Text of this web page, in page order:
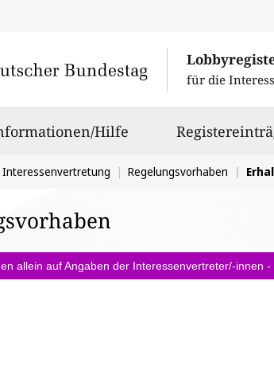
für die
Hilfe
Regelungsvorhaben Erhalt
allein auf Angaben der Interessenvertreter/-innen -